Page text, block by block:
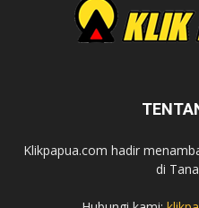
Klikpapua.com hadir
di